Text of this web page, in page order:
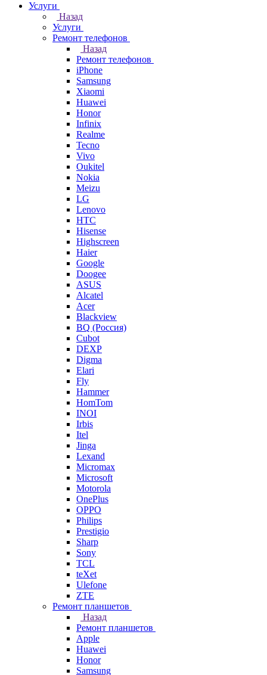
Услуги
Назад
Услуги
Ремонт телефонов
Назад
Ремонт телефонов
iPhone
Samsung
Xiaomi
Huawei
Honor
Infinix
Realme
Tecno
Vivo
Oukitel
Nokia
Meizu
LG
Lenovo
HTC
Hisense
Highscreen
Haier
Google
Doogee
ASUS
Alcatel
Acer
Blackview
BQ (Россия)
Cubot
DEXP
Digma
Elari
Fly
Hammer
HomTom
INOI
Irbis
Itel
Jinga
Lexand
Micromax
Microsoft
Motorola
OnePlus
OPPO
Philips
Prestigio
Sharp
Sony
TCL
teXet
Ulefone
ZTE
Ремонт планшетов
Назад
Ремонт планшетов
Apple
Huawei
Honor
Samsung